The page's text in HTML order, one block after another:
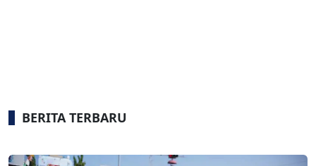
BERITA TERBARU